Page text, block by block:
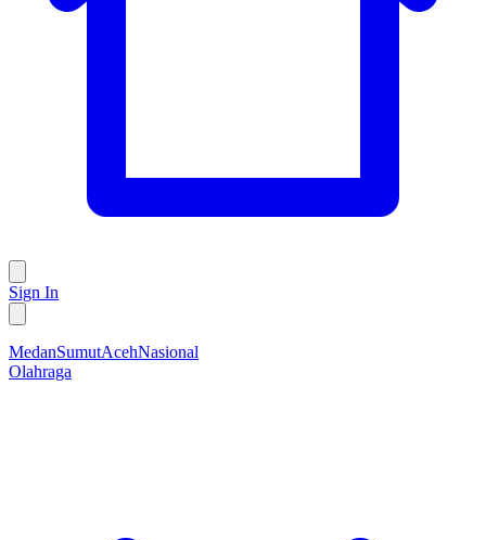
Sign In
MedanSumutAcehNasional
Olahraga